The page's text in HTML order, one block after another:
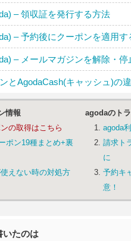
– 領収証を発行する方法
– 予約後にクーポンを適用す
– メールマガジンを解除・停
とAgodaCash(キャッシュ)の
情報
の取得はこちら
ポン19種まとめ+裏
えない時の対処方
agodaのト
agoda
請求ト
に
予約キ
意！
いたのは